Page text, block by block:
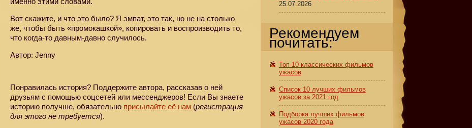
Вот скажите, и что это было? Я эмпат, это так, но не на столько
же, чтобы быть «промокашкой», копировать и воспроизводить то,
что когда-то давным-давно случилось.
Автор: Jenny
Понравилась история? Поддержите автора, рассказав о ней
друзьям с помощью соцсетей или мессенджеров! Если Вы знаете
историю получше, обязательно присылайте её нам (регистрация
для этого не требуется).
25.07.2026
Рекомендуем
почитать:
Топ-10 классических фильмов
ужасов
Список 10 лучших фильмов
ужасов за 2021 год
Подборка лучших фильмов
ужасов 2020 года